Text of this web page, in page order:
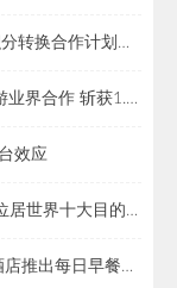
作计划正式登场
亿菲律宾比索意向订单
效应
界十大目的地之列
服务延时至下午2时